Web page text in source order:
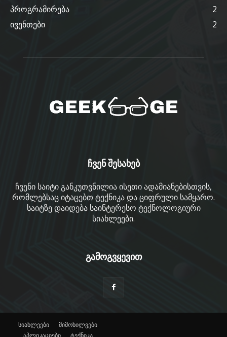
პროგრამირება
2
ივენთები
2
ჩვენ შესახებ
ჩვენი საიტი განკუთვნილია ისეთი ადამიანებისთვის,
რომლებსაც იტაცებთ ტექნიკა და ციფრული სამყარო.
საიტზე დაიდება საინტერესო ტექნოლოგიური
სიახლეები.
გამოგვყევით
სიახლეები
მიმოხილვები
აპლიკაციები
ტექნიკა